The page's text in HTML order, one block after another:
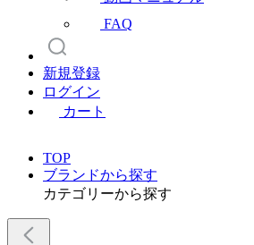
FAQ
新規登録
ログイン
カート
TOP
ブランドから探す
カテゴリーから探す